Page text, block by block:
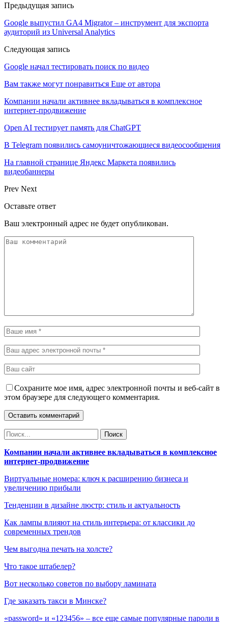
Предыдущая запись
Google выпустил GA4 Migrator – инструмент для экспорта
аудиторий из Universal Analytics
Следующая запись
Google начал тестировать поиск по видео
Вам также могут понравиться Еще от автора
Компании начали активнее вкладываться в комплексное
интернет-продвижение
Open AI тестирует память для ChatGPT
В Telegram появились самоуничтожающиеся видеосообщения
На главной странице Яндекс Маркета появились
видеобаннеры
Prev Next
Оставьте ответ
Ваш электронный адрес не будет опубликован.
Сохраните мое имя, адрес электронной почты и веб-сайт в
этом браузере для следующего комментария.
Компании начали активнее вкладываться в комплексное
интернет-продвижение
Виртуальные номера: ключ к расширению бизнеса и
увеличению прибыли
Тенденции в дизайне люстр: стиль и актуальность
Как лампы влияют на стиль интерьера: от классики до
современных трендов
Чем выгодна печать на холсте?
Что такое штабелер?
Вот несколько советов по выбору ламината
Где заказать такси в Минске?
«password» и «123456» – все еще самые популярные пароли в